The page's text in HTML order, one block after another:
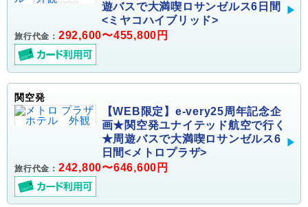
遊バスで大満喫ロサンゼルス6日間
<ミヤコハイブリッド>
旅行代金： 292,600〜455,800円
関空発
【WEB限定】e-very25周年記念企
画★関空発ユナイテッド航空で行く
★周遊バスで大満喫ロサンゼルス6
日間<メトロプラザ>
旅行代金： 242,800〜646,600円